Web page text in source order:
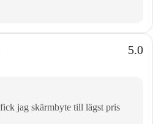
5.0
jag skärmbyte till lägst pris